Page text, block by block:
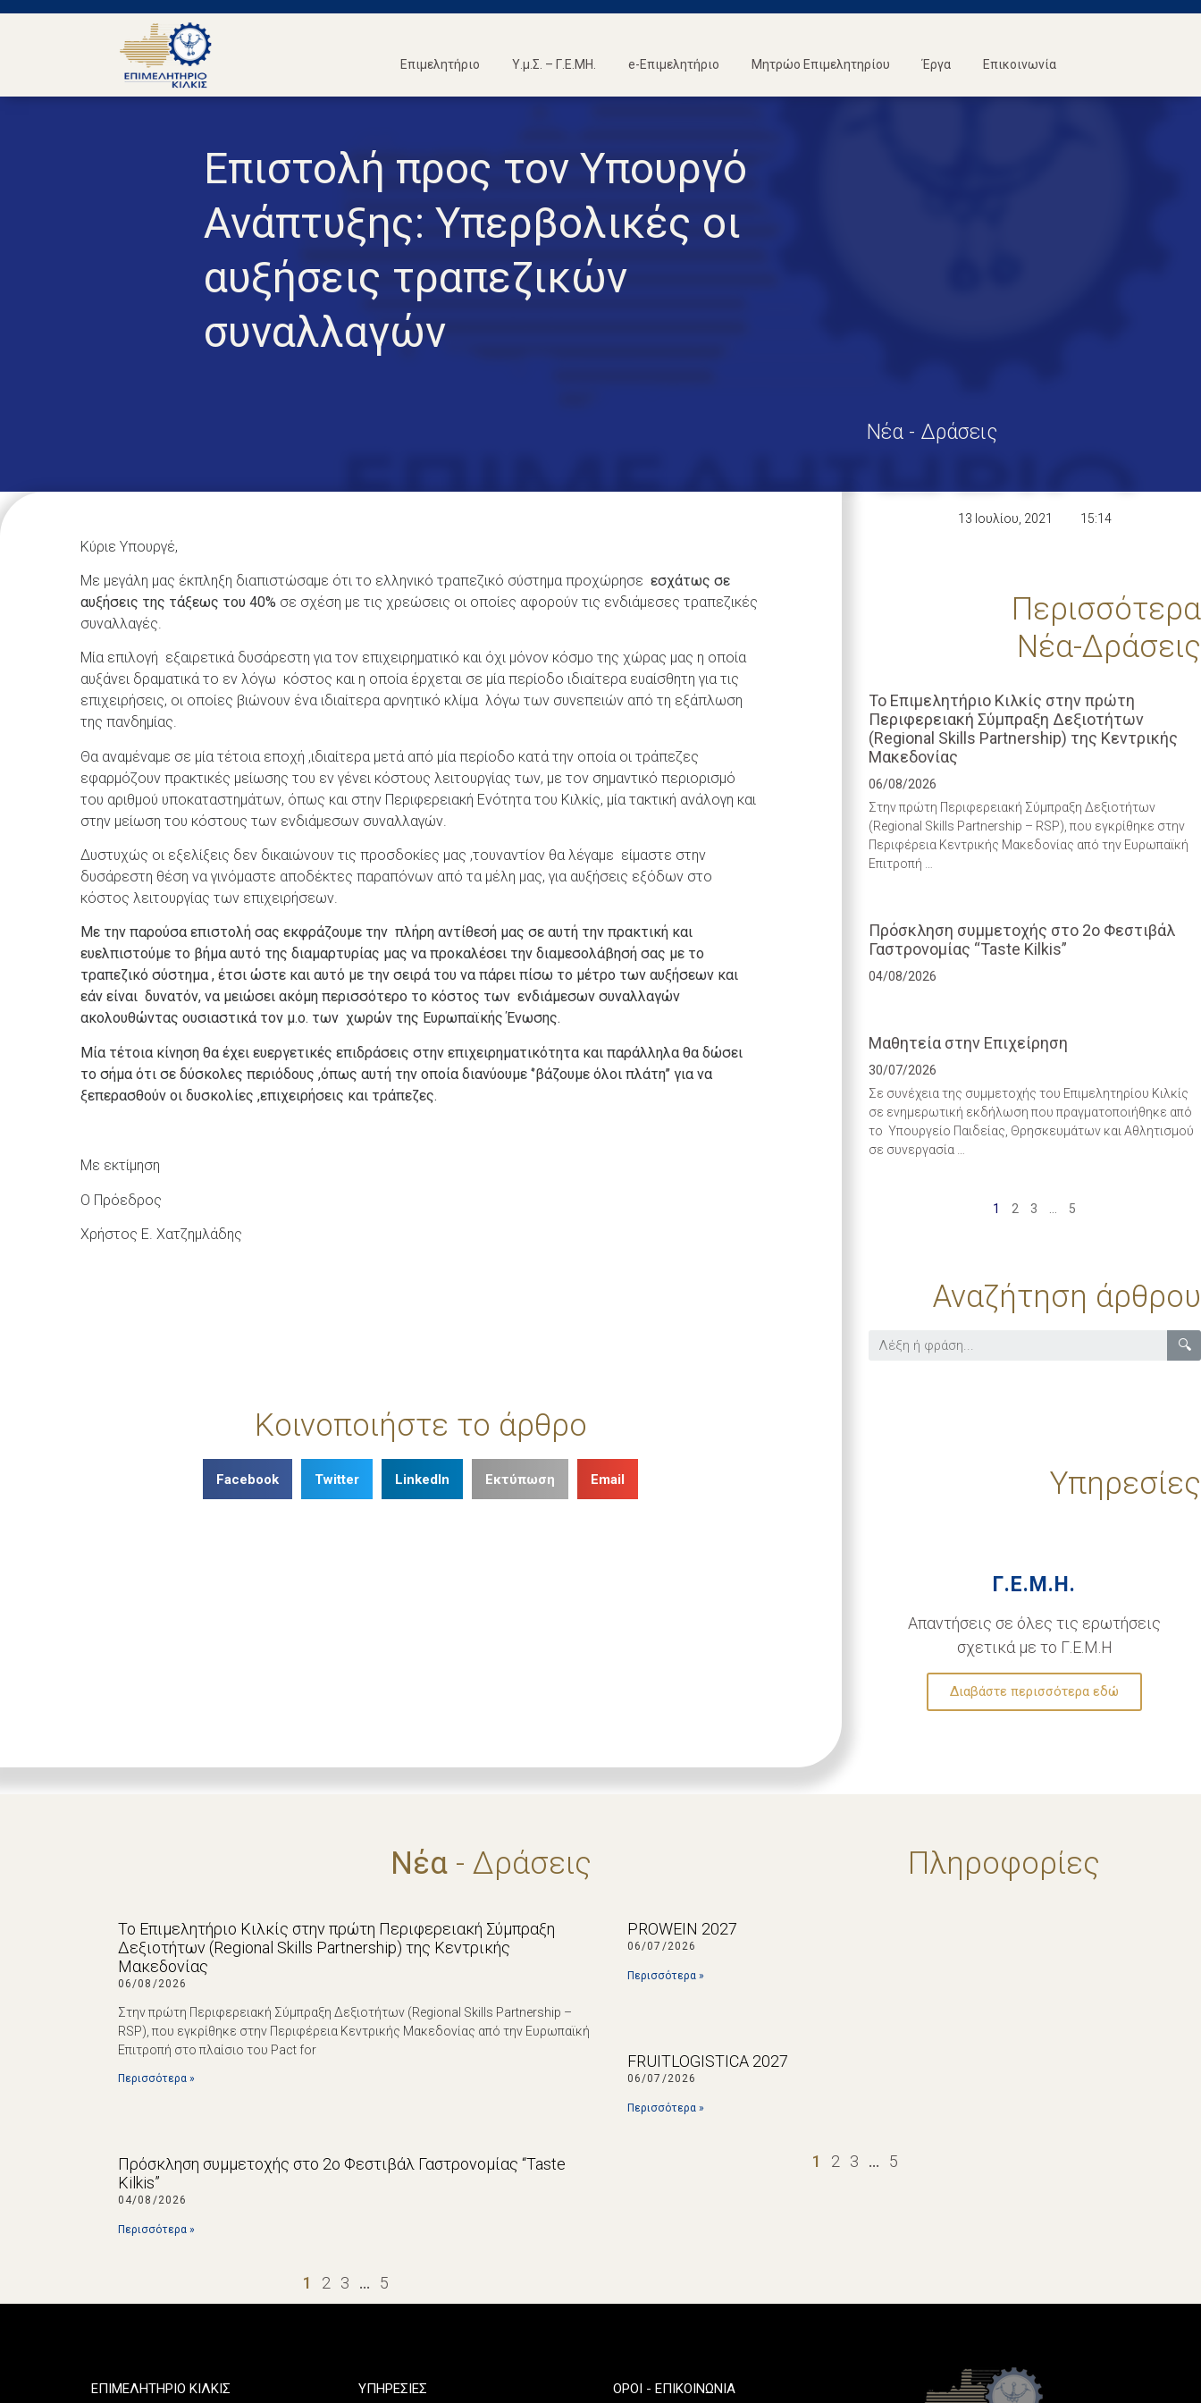
Επιμελητήριο Υ.μ.Σ. – Γ.Ε.ΜΗ. e-Επιμελητήριο Μητρώο Επιμελητηρίου Έργα Επικοινωνία
Επιστολή προς τον Υπουργό
Ανάπτυξης: Υπερβολικές οι
αυξήσεις τραπεζικών
συναλλαγών
Νέα - Δράσεις
Κύριε Υπουργέ,
Με μεγάλη μας έκπληξη διαπιστώσαμε ότι το ελληνικό τραπεζικό σύστημα προχώρησε εσχάτως σε
αυξήσεις της τάξεως του 40% σε σχέση με τις χρεώσεις οι οποίες αφορούν τις ενδιάμεσες τραπεζικές
συναλλαγές.
Μία επιλογή εξαιρετικά δυσάρεστη για τον επιχειρηματικό και όχι μόνον κόσμο της χώρας μας η οποία
αυξάνει δραματικά το εν λόγω κόστος και η οποία έρχεται σε μία περίοδο ιδιαίτερα ευαίσθητη για τις
επιχειρήσεις, οι οποίες βιώνουν ένα ιδιαίτερα αρνητικό κλίμα λόγω των συνεπειών από τη εξάπλωση
της πανδημίας.
Θα αναμέναμε σε μία τέτοια εποχή ,ιδιαίτερα μετά από μία περίοδο κατά την οποία οι τράπεζες
εφαρμόζουν πρακτικές μείωσης του εν γένει κόστους λειτουργίας των, με τον σημαντικό περιορισμό
του αριθμού υποκαταστημάτων, όπως και στην Περιφερειακή Ενότητα του Κιλκίς, μία τακτική ανάλογη και
στην μείωση του κόστους των ενδιάμεσων συναλλαγών.
Δυστυχώς οι εξελίξεις δεν δικαιώνουν τις προσδοκίες μας ,τουναντίον θα λέγαμε είμαστε στην
δυσάρεστη θέση να γινόμαστε αποδέκτες παραπόνων από τα μέλη μας, για αυξήσεις εξόδων στο
κόστος λειτουργίας των επιχειρήσεων.
Με την παρούσα επιστολή σας εκφράζουμε την πλήρη αντίθεσή μας σε αυτή την πρακτική και
ευελπιστούμε το βήμα αυτό της διαμαρτυρίας μας να προκαλέσει την διαμεσολάβησή σας με το
τραπεζικό σύστημα , έτσι ώστε και αυτό με την σειρά του να πάρει πίσω το μέτρο των αυξήσεων και
εάν είναι δυνατόν, να μειώσει ακόμη περισσότερο το κόστος των ενδιάμεσων συναλλαγών
ακολουθώντας ουσιαστικά τον μ.ο. των χωρών της Ευρωπαϊκής Ένωσης.
Μία τέτοια κίνηση θα έχει ευεργετικές επιδράσεις στην επιχειρηματικότητα και παράλληλα θα δώσει
το σήμα ότι σε δύσκολες περιόδους ,όπως αυτή την οποία διανύουμε ‘’βάζουμε όλοι πλάτη’’ για να
ξεπερασθούν οι δυσκολίες ,επιχειρήσεις και τράπεζες.
Με εκτίμηση
Ο Πρόεδρος
Χρήστος Ε. Χατζημλάδης
Κοινοποιήστε το άρθρο
Facebook Twitter LinkedIn Εκτύπωση Email
13 Ιουλίου, 2021 15:14
Περισσότερα
Νέα-Δράσεις
Το Επιμελητήριο Κιλκίς στην πρώτη
Περιφερειακή Σύμπραξη Δεξιοτήτων
(Regional Skills Partnership) της Κεντρικής
Μακεδονίας
06/08/2026
Στην πρώτη Περιφερειακή Σύμπραξη Δεξιοτήτων
(Regional Skills Partnership – RSP), που εγκρίθηκε στην
Περιφέρεια Κεντρικής Μακεδονίας από την Ευρωπαϊκή
Επιτροπή …
Πρόσκληση συμμετοχής στο 2ο Φεστιβάλ
Γαστρονομίας “Taste Kilkis”
04/08/2026
Μαθητεία στην Επιχείρηση
30/07/2026
Σε συνέχεια της συμμετοχής του Επιμελητηρίου Κιλκίς
σε ενημερωτική εκδήλωση που πραγματοποιήθηκε από
το Υπουργείο Παιδείας, Θρησκευμάτων και Αθλητισμού
σε συνεργασία …
1 2 3 5
Αναζήτηση άρθρου
🔍
Υπηρεσίες
Γ.Ε.Μ.Η.
Απαντήσεις σε όλες τις ερωτήσεις
σχετικά με το Γ.Ε.Μ.Η
Διαβάστε περισσότερα εδώ
Νέα - Δράσεις
Το Επιμελητήριο Κιλκίς στην πρώτη Περιφερειακή Σύμπραξη
Δεξιοτήτων (Regional Skills Partnership) της Κεντρικής
Μακεδονίας
06/08/2026
Στην πρώτη Περιφερειακή Σύμπραξη Δεξιοτήτων (Regional Skills Partnership –
RSP), που εγκρίθηκε στην Περιφέρεια Κεντρικής Μακεδονίας από την Ευρωπαϊκή
Επιτροπή στο πλαίσιο του Pact for
Περισσότερα »
Πρόσκληση συμμετοχής στο 2ο Φεστιβάλ Γαστρονομίας “Taste
Kilkis”
04/08/2026
Περισσότερα »
1 2 3 … 5
Πληροφορίες
PROWEIN 2027
06/07/2026
Περισσότερα »
FRUITLOGISTICA 2027
06/07/2026
Περισσότερα »
1 2 3 … 5
ΕΠΙΜΕΛΗΤΗΡΙΟ ΚΙΛΚΙΣ ΥΠΗΡΕΣΙΕΣ ΌΡΟΙ - ΕΠΙΚΟΙΝΩΝΊΑ